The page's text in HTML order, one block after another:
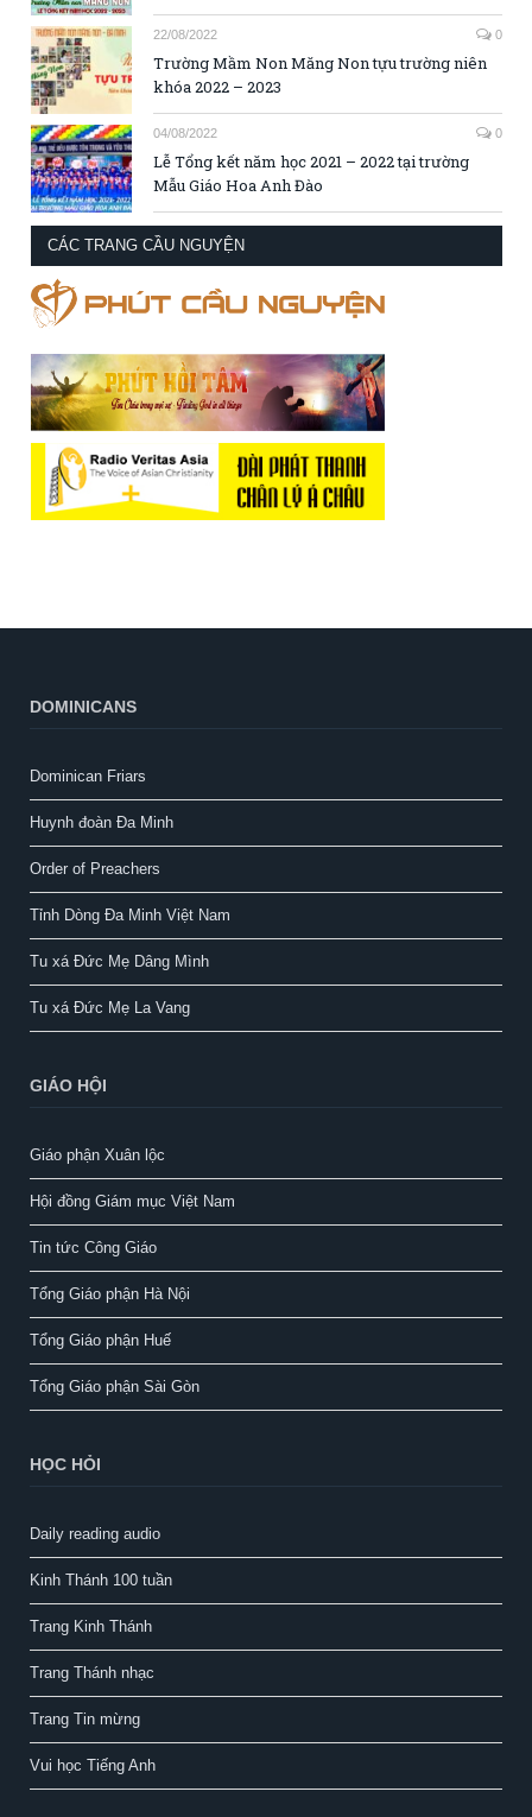
22/08/2022 0
Trường Mầm Non Măng Non tựu trường niên
khóa 2022 – 2023
04/08/2022 0
Lễ Tổng kết năm học 2021 – 2022 tại trường
Mẫu Giáo Hoa Anh Đào
CÁC TRANG CẦU NGUYỆN
DOMINICANS
Dominican Friars
Huynh đoàn Đa Minh
Order of Preachers
Tỉnh Dòng Đa Minh Việt Nam
Tu xá Đức Mẹ Dâng Mình
Tu xá Đức Mẹ La Vang
GIÁO HỘI
Giáo phận Xuân lộc
Hội đồng Giám mục Việt Nam
Tin tức Công Giáo
Tổng Giáo phận Hà Nội
Tổng Giáo phận Huế
Tổng Giáo phận Sài Gòn
HỌC HỎI
Daily reading audio
Kinh Thánh 100 tuần
Trang Kinh Thánh
Trang Thánh nhạc
Trang Tin mừng
Vui học Tiếng Anh